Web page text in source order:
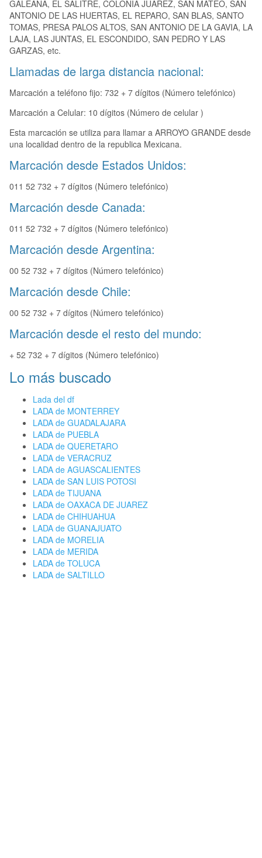
GALEANA, EL SALITRE, COLONIA JUAREZ, SAN MATEO, SAN
ANTONIO DE LAS HUERTAS, EL REPARO, SAN BLAS, SANTO
TOMAS, PRESA PALOS ALTOS, SAN ANTONIO DE LA GAVIA, LA
LAJA, LAS JUNTAS, EL ESCONDIDO, SAN PEDRO Y LAS
GARZAS, etc.
Llamadas de larga distancia nacional:
Marcación a teléfono fijo: 732 + 7 dígitos (Número telefónico)
Marcación a Celular: 10 dígitos (Número de celular )
Esta marcación se utiliza para llamar a ARROYO GRANDE desde
una localidad dentro de la republica Mexicana.
Marcación desde Estados Unidos:
011 52 732 + 7 dígitos (Número telefónico)
Marcación desde Canada:
011 52 732 + 7 dígitos (Número telefónico)
Marcación desde Argentina:
00 52 732 + 7 dígitos (Número telefónico)
Marcación desde Chile:
00 52 732 + 7 dígitos (Número telefónico)
Marcación desde el resto del mundo:
+ 52 732 + 7 dígitos (Número telefónico)
Lo más buscado
Lada del df
LADA de MONTERREY
LADA de GUADALAJARA
LADA de PUEBLA
LADA de QUERETARO
LADA de VERACRUZ
LADA de AGUASCALIENTES
LADA de SAN LUIS POTOSI
LADA de TIJUANA
LADA de OAXACA DE JUAREZ
LADA de CHIHUAHUA
LADA de GUANAJUATO
LADA de MORELIA
LADA de MERIDA
LADA de TOLUCA
LADA de SALTILLO